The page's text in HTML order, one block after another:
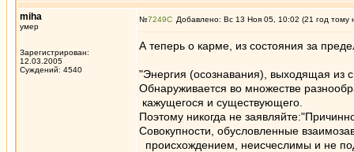
miha
умер
Зарегистрирован:
12.03.2005
Суждений: 4540
№7249 Добавлено: Вс 13 Ноя 05, 10:02 (21 год тому
А теперь о карме, из состояния за
"Энергия (осознавания), выходящая из
Обнаруживается во множестве
кажущегося и существующего.
Поэтому никогда не
Совокупности, обусловленные
происхождением, неисчеслимы и не